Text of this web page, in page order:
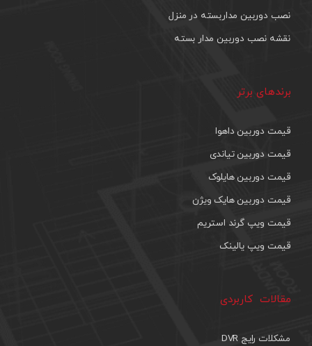
نصب دوربین مداربسته در منزل
نقشه نصب دوربین مدار بسته
برندهای برتر
قیمت دوربین داهوا
قیمت دوربین تیاندی
قیمت دوربین هایلوک
قیمت دوربین هایک ویژن
قیمت ویپ گرند استریم
قیمت ویپ یالینک
مقالات کاربردی
مشکلات رایج DVR